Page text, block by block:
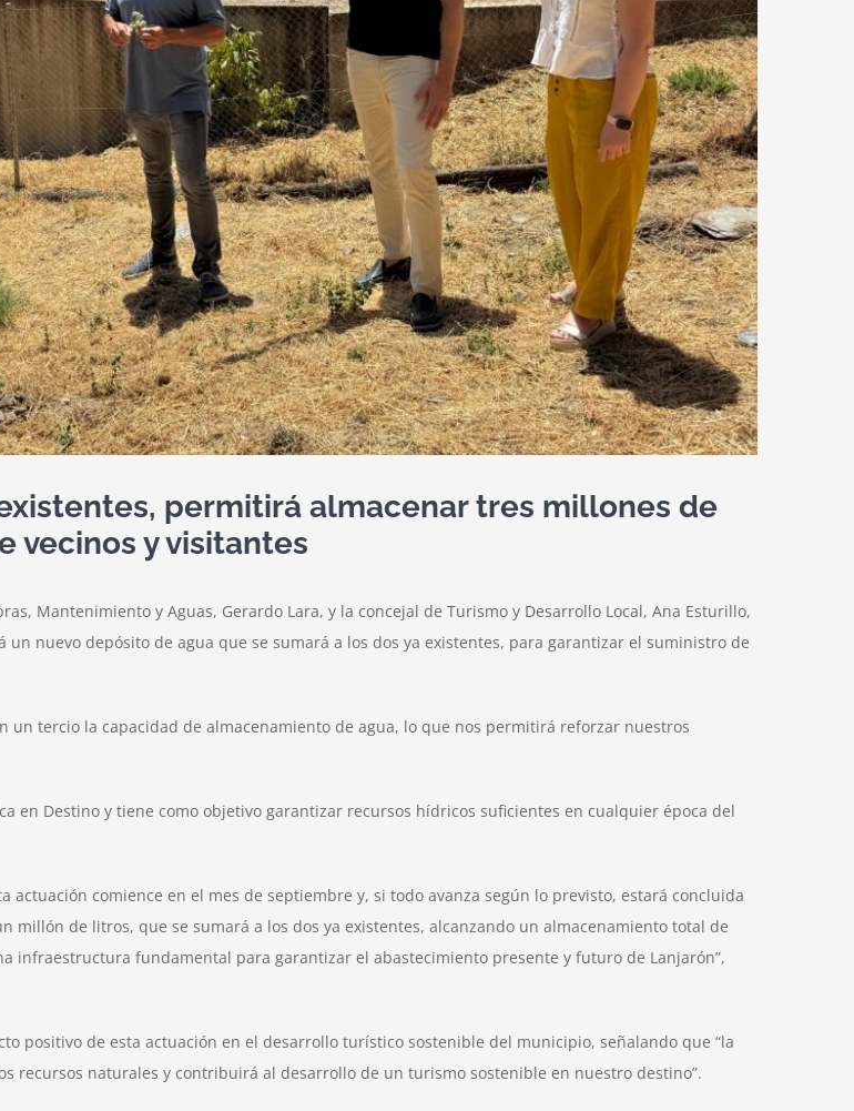
permitirá almacenar tres millones de
vecinos y visitantes
Mantenimiento y Aguas, Gerardo Lara, y la concejal de Turismo y Desarrollo Local, Ana Esturillo,
nuevo depósito de agua que se sumará a los dos ya existentes, para garantizar el suministro de
un tercio la capacidad de almacenamiento de agua, lo que nos permitirá reforzar nuestros
en Destino y tiene como objetivo garantizar recursos hídricos suficientes en cualquier época del
actuación comience en el mes de septiembre y, si todo avanza según lo previsto, estará concluida
millón de litros, que se sumará a los dos ya existentes, alcanzando un almacenamiento total de
infraestructura fundamental para garantizar el abastecimiento presente y futuro de Lanjarón”,
positivo de esta actuación en el desarrollo turístico sostenible del municipio, señalando que “la
recursos naturales y contribuirá al desarrollo de un turismo sostenible en nuestro destino”.